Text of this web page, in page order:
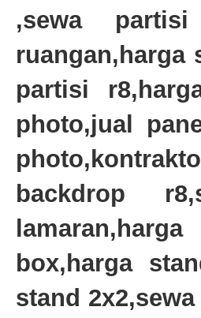
,sewa
ruangan,harga
partisi
photo,jual
backdrop
box,harga
stand